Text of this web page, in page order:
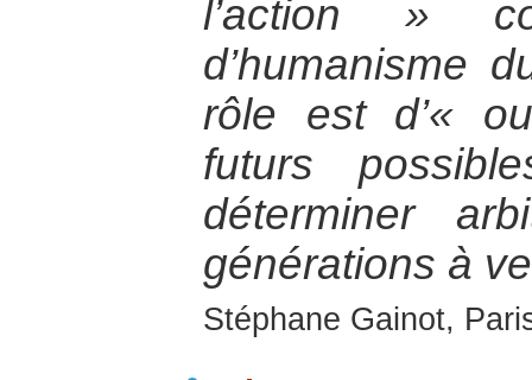
l’action »
d’humanisme
rôle est d’«
futurs
déterminer
générations à
Stéphane Gainot,